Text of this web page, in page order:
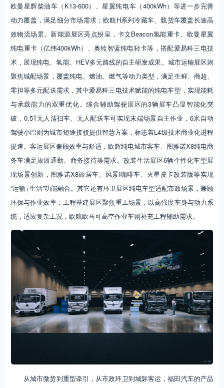
欧曼星辉柴油车（K13-600）、星翼纯电车（400kWh）等进一步完善
动力覆盖，满足细分市场需求；欧航H系列冷藏车、载货车覆盖长途高
效物流场景。新能源展区亮点纷呈，卡文Beacon氢能重卡、欧曼星翼
纯电重卡（亿纬400kWh）、奥铃智蓝纯电轻卡等，搭配爱易科三电技
术，展现纯电、氢能、HEV多元路线的自主研发成果。城市运输展区则
聚焦城配场景，覆盖纯电、燃油、燃气等动力类型，满足生鲜、商超、
零担等多元配送需求，其中爱易科三电技术赋能的纯电车型，实现能耗
与承载能力的双重优化。综合辅助驾驶展区的3辆展车凸显智能化突
破，0.5T无人清扫车、无人配送车可实现末端场景自主作业，6米自动
驾驶小巴则为城市短途接驳提供智慧方案，标志着L4级技术商业化进程
提速。客运展区兼顾效率与舒适，欧辉纯电城市客车、图雅诺X8纯电商
务车满足旅游通勤、商务接待等需求。改装生活展区6辆个性化车型展
现场景创新，图雅诺X8旅居车、风景i咖啡车、火星皮卡改装版等实现
“运输+生活”功能融合。其它还有环卫展区纯电车型适配市政场景，兼顾
环保与作业效率；工程基建展区聚焦重工场景，以高强度车身与动力系
统，适应复杂工况，欧航欧马可高空作业车则补充工程辅助需求。
从城市微货到重型牵引，从市政环卫到城际客运，福田汽车的产品